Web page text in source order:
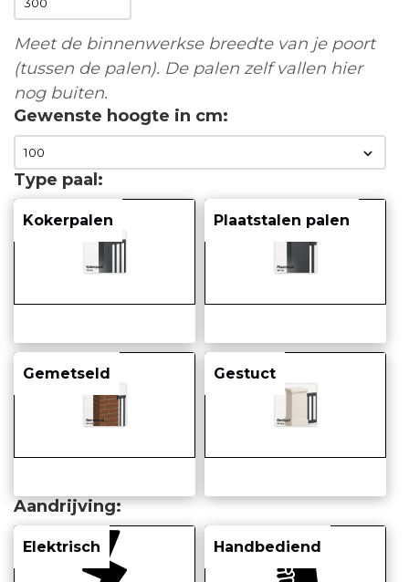
Meet de binnenwerkse breedte van je poort
(tussen de palen). De palen zelf vallen hier
nog buiten.
Gewenste hoogte in cm
Type paal
Kokerpalen Plaatstalen palen
Gemetseld Gestuct
Aandrijving
Elektrisch Handbediend